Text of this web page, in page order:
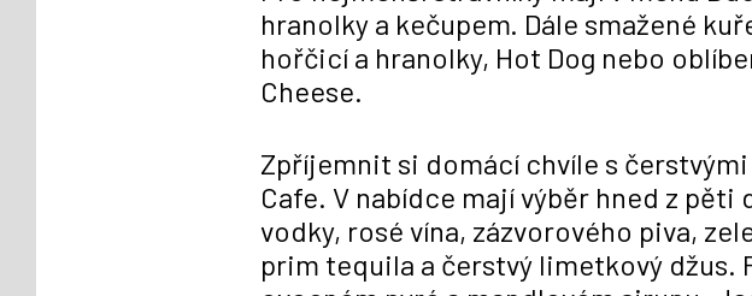
hranolky a kečupem. Dále smažené
hořčicí a hranolky, Hot Dog nebo
Cheese.
Zpříjemnit si domácí chvíle s
Cafe. V nabídce mají výběr hned z
vodky, rosé vína, zázvorového piva,
prim tequila a čerstvý limetkový džus.